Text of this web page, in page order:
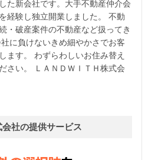
た新会社です。大手不動産仲介会
経験し独立開業しました。 不動
・破産案件の不動産など扱ってき
に負けないきめ細やかさでお客
ます。 わずらわしいお住み替え
さい。 ＬＡＮＤＷＩＴＨ株式会
社の提供サービス